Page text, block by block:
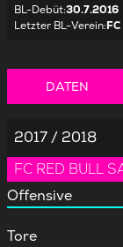
BL-Debüt:30.7.2016
Letzter BL-Verein:
DATEN
2017 / 2018
FC RED BULL
Offensive
Tore